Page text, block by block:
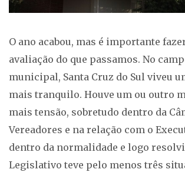
O ano acabou, mas é importante
avaliação do que passamos. No
municipal, Santa Cruz do Sul viveu
mais tranquilo. Houve um ou outro
mais tensão, sobretudo dentro da
Vereadores e na relação com o
dentro da normalidade e logo
Legislativo teve pelo menos três